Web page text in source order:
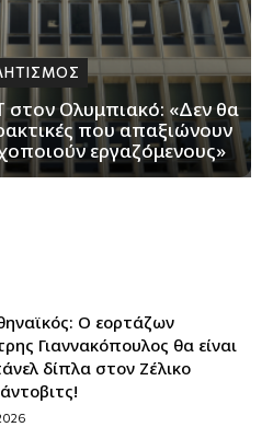
Ολυμπιακό: «Δεν θα
που απαξιώνουν
εργαζόμενους»
Ο εορτάζων
Γιαννακόπουλος θα είναι
δίπλα στον Ζέλικο